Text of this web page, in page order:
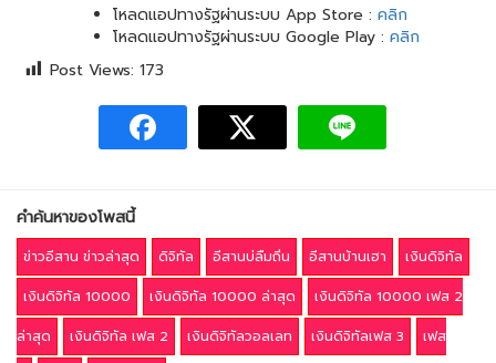
โหลดแอปทางรัฐผ่านระบบ App Store : คลิก
โหลดแอปทางรัฐผ่านระบบ Google Play : คลิก
Post Views: 173
คำค้นหาของโพสนี้
ข่าวอีสาน ข่าวล่าสุด ดิจิทัล อีสานบ่ลืมถิ่น อีสานบ้านเฮา
เงินดิจิทัล
เงินดิจิทัล 10000
เงินดิจิทัล 10000 ล่าสุด
เงินดิจิทัล 10000 เฟส 2
ล่าสุด
เงินดิจิทัล เฟส 2 เงินดิจิทัลวอลเลท เงินดิจิทัลเฟส 3
เฟส